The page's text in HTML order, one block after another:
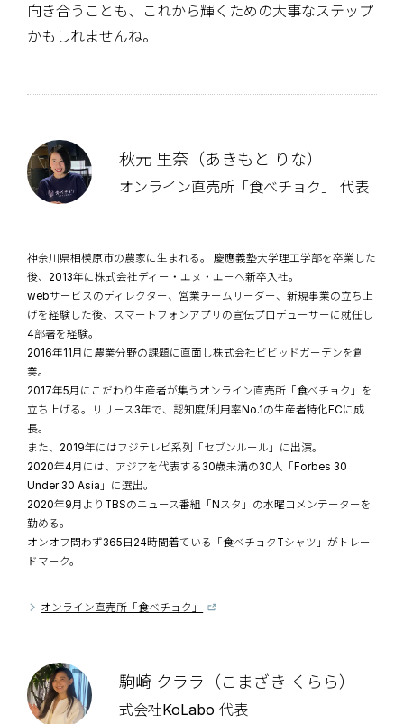
向き合うことも、これから輝くための大事なステップ
かもしれませんね。
秋元 里奈（あきもと りな）
オンライン直売所「食べチョク」 代表
神奈川県相模原市の農家に生まれる。 慶應義塾大学理工学部を卒業した
後、2013年に株式会社ディー・エヌ・エーへ新卒入社。
webサービスのディレクター、営業チームリーダー、新規事業の立ち上
げを経験した後、スマートフォンアプリの宣伝プロデューサーに就任し
4部署を経験。
2016年11月に農業分野の課題に直面し株式会社ビビッドガーデンを創
業。
2017年5月にこだわり生産者が集うオンライン直売所「食べチョク」を
立ち上げる。リリース3年で、認知度/利用率No.1の生産者特化ECに成
長。
また、2019年にはフジテレビ系列「セブンルール」に出演。
2020年4月には、アジアを代表する30歳未満の30人「Forbes 30
Under 30 Asia」に選出。
2020年9月よりTBSのニュース番組「Nスタ」の水曜コメンテーターを
勤める。
オンオフ問わず365日24時間着ている「食べチョクTシャツ」がトレー
ドマーク。
オンライン直売所「食べチョク」
駒崎 クララ（こまざき くらら）
式会社KoLabo 代表